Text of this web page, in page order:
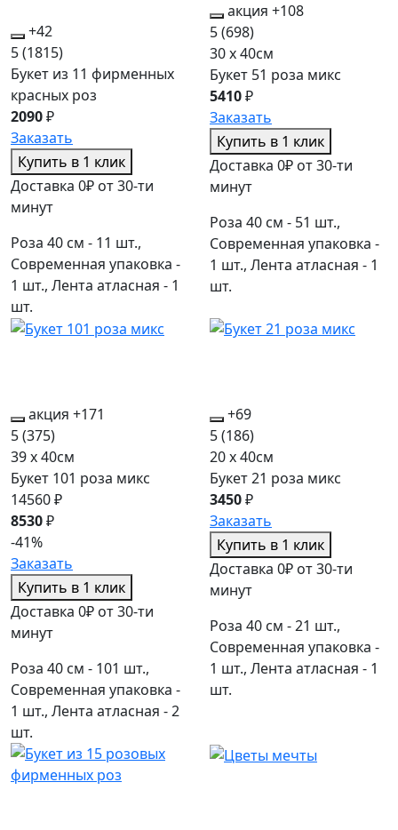
+42
5(1815)
Букет из 11 фирменных
красных роз
2090₽
Заказать
Купить в 1 клик
Доставка 0₽ от 30-ти
минут
Роза 40 см - 11 шт.,
Современная упаковка -
1 шт., Лента атласная - 1
шт.
акция +108
5(698)
30 x 40см
Букет 51 роза микс
5410₽
Заказать
Купить в 1 клик
Доставка 0₽ от 30-ти
минут
Роза 40 см - 51 шт.,
Современная упаковка -
1 шт., Лента атласная - 1
шт.
акция +171
5(375)
39 x 40см
Букет 101 роза микс
14560 ₽
8530₽
-41%
Заказать
Купить в 1 клик
Доставка 0₽ от 30-ти
минут
Роза 40 см - 101 шт.,
Современная упаковка -
1 шт., Лента атласная - 2
шт.
+69
5(186)
20 x 40см
Букет 21 роза микс
3450₽
Заказать
Купить в 1 клик
Доставка 0₽ от 30-ти
минут
Роза 40 см - 21 шт.,
Современная упаковка -
1 шт., Лента атласная - 1
шт.